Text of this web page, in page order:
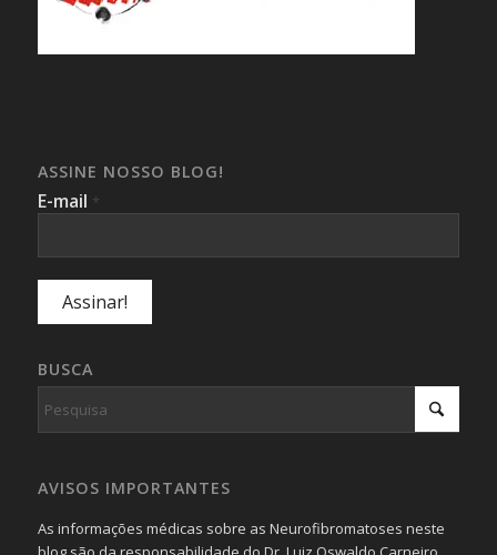
ASSINE NOSSO BLOG!
E-mail *
BUSCA
AVISOS IMPORTANTES
As informações médicas sobre as Neurofibromatoses neste